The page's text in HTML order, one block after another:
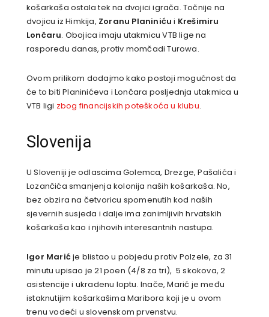
košarkaša ostala tek na dvojici igrača. Točnije na
dvojicu iz Himkija, Zoranu Planiniću i Krešimiru
Lončaru. Obojica imaju utakmicu VTB lige na
rasporedu danas, protiv momčadi Turowa.
Ovom prilikom dodajmo kako postoji mogućnost da
će to biti Planinićeva i Lončara posljednja utakmica u
VTB ligi zbog financijskih poteškoća u klubu.
Slovenija
U Sloveniji je odlascima Golemca, Drezge, Pašalića i
Lozančića smanjenja kolonija naših košarkaša. No,
bez obzira na četvoricu spomenutih kod naših
sjevernih susjeda i dalje ima zanimljivih hrvatskih
košarkaša kao i njihovih interesantnih nastupa.
Igor Marićje blistao u pobjedu protiv Polzele, za 31
minutu upisao je 21 poen (4/8 za tri), 5 skokova, 2
asistencije i ukradenu loptu. Inače, Marić je među
istaknutijim košarkašima Maribora koji je u ovom
trenu vodeći u slovenskom prvenstvu.